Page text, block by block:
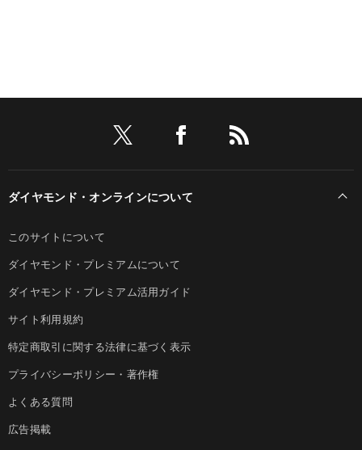
ダイヤモンド・オンラインについて
このサイトについて
ダイヤモンド・プレミアムについて
ダイヤモンド・プレミアム活用ガイド
サイト利用規約
特定商取引に関する法律に基づく表示
プライバシーポリシー・著作権
よくある質問
広告掲載